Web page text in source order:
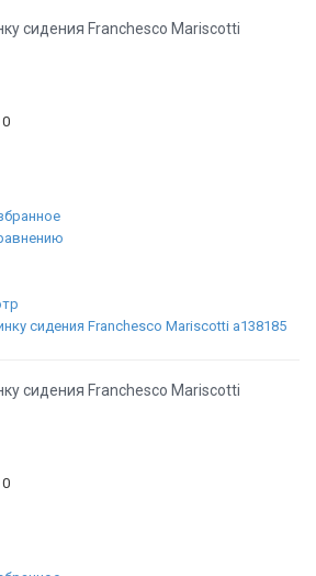
сидения Franchesco Mariscotti
0
сидения Franchesco Mariscotti
0